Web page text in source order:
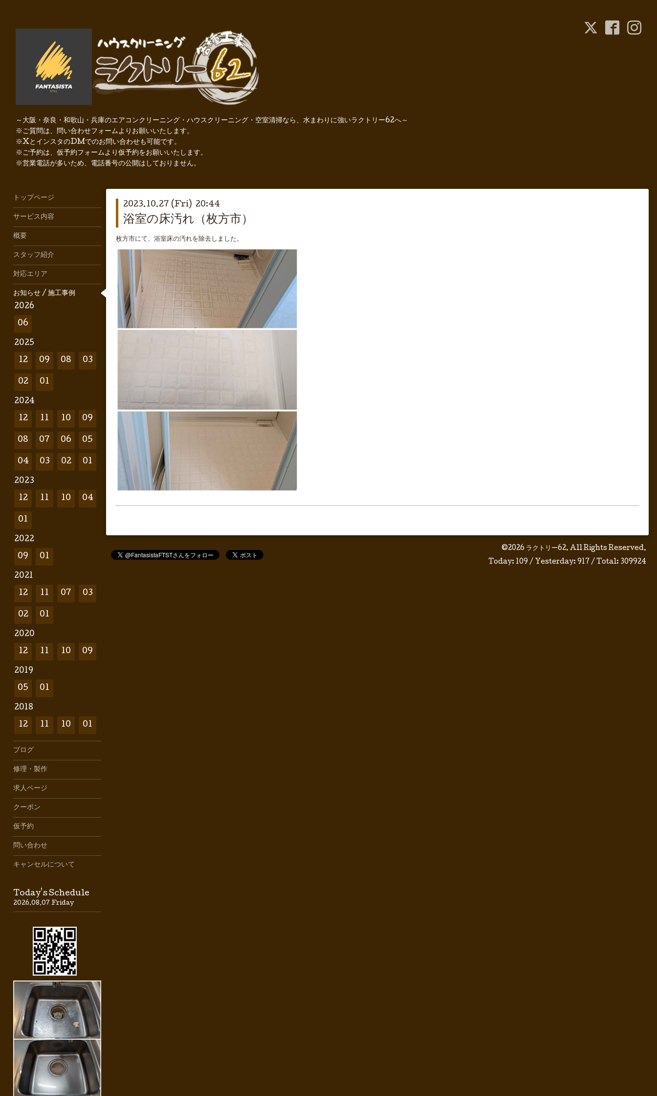
～大阪・奈良・和歌山・兵庫のエアコンクリーニング・ハウスクリーニング・空室清掃なら、水まわりに強いラクトリー62へ～
※ご質問は、問い合わせフォームよりお願いいたします。
※XとインスタのDMでのお問い合わせも可能です。
※ご予約は、仮予約フォームより仮予約をお願いいたします。
※営業電話が多いため、電話番号の公開はしておりません。
2023.10.27 (Fri) 20:44
浴室の床汚れ（枚方市）
枚方市にて、浴室床の汚れを除去しました。
©2026 ラクトリー62. All Rights Reserved.
Today: 109 / Yesterday: 917 / Total: 309924
トップページ
サービス内容
概要
スタッフ紹介
対応エリア
お知らせ / 施工事例
2026
06
2025
12 09 08 03
02 01
2024
12 11 10 09
08 07 06 05
04 03 02 01
2023
12 11 10 04
01
2022
09 01
2021
12 11 07 03
02 01
2020
12 11 10 09
2019
05 01
2018
12 11 10 01
ブログ
修理・製作
求人ページ
クーポン
仮予約
問い合わせ
キャンセルについて
Today's Schedule
2026.08.07 Friday